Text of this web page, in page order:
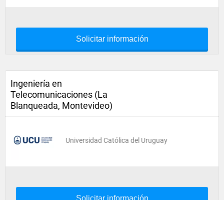
Solicitar información
Ingeniería en
Telecomunicaciones (La
Blanqueada, Montevideo)
Universidad Católica del Uruguay
Solicitar información